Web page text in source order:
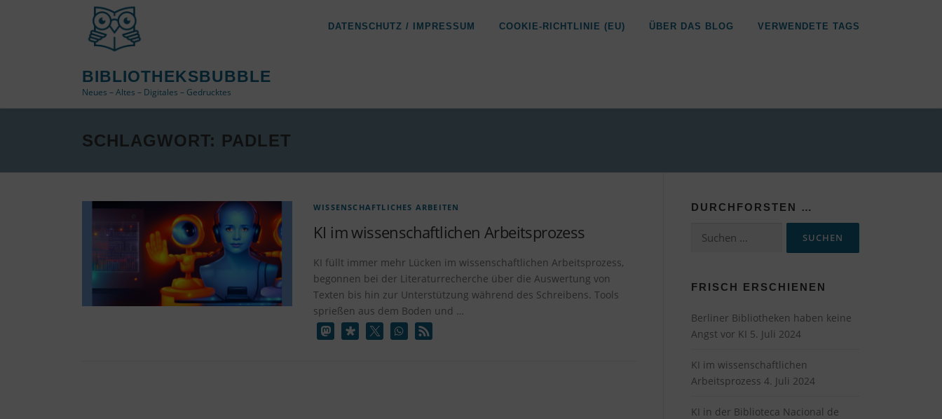
BIBLIOTHEKSBUBBLE
Neues – Altes – Digitales – Gedrucktes
DATENSCHUTZ / IMPRESSUM COOKIE-RICHTLINIE (EU) ÜBER DAS BLOG VERWENDETE TAGS
SCHLAGWORT: PADLET
WISSENSCHAFTLICHES ARBEITEN
KI im wissenschaftlichen Arbeitsprozess
KI füllt immer mehr Lücken im wissenschaftlichen Arbeitsprozess,
begonnen bei der Literaturrecherche über die Auswertung von
Texten bis hin zur Unterstützung während des Schreibens. Tools
sprießen aus dem Boden und …
DURCHFORSTEN …
Suchen
nach:
FRISCH ERSCHIENEN
Berliner Bibliotheken haben keine
Angst vor KI 5. Juli 2024
KI im wissenschaftlichen
Arbeitsprozess 4. Juli 2024
KI in der Biblioteca Nacional de